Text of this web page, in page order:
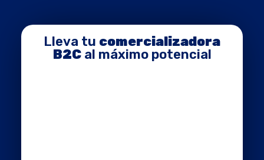
Lleva tu comercializadora
B2Cal máximo potencial